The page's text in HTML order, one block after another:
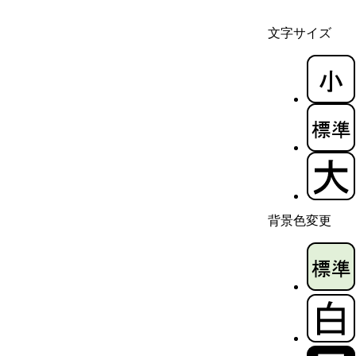
文字サイズ
背景色変更